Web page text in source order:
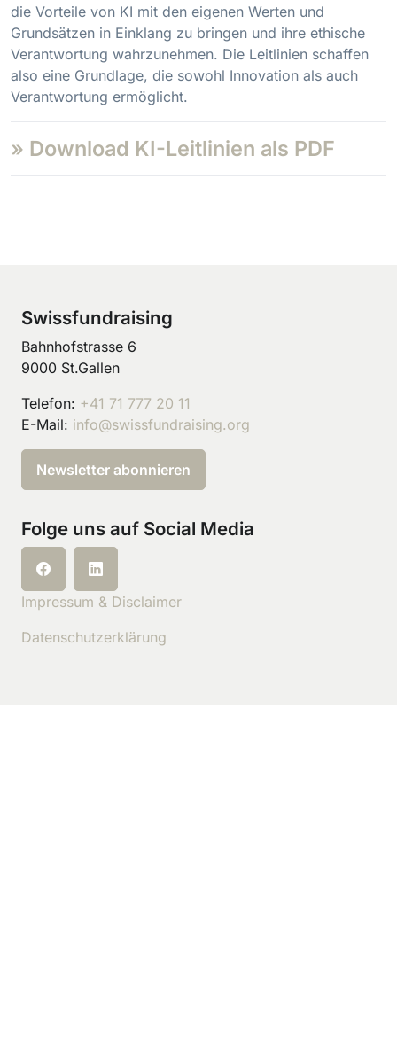
die Vorteile von KI mit den eigenen Werten und
Grundsätzen in Einklang zu bringen und ihre ethische
Verantwortung wahrzunehmen. Die Leitlinien schaffen
also eine Grundlage, die sowohl Innovation als auch
Verantwortung ermöglicht.
» Download KI-Leitlinien als PDF
Swissfundraising
Bahnhofstrasse 6
9000 St.Gallen
Telefon: +41 71 777 20 11
E-Mail: info@swissfundraising.org
Newsletter abonnieren
Folge uns auf Social Media
Impressum & Disclaimer
Datenschutzerklärung